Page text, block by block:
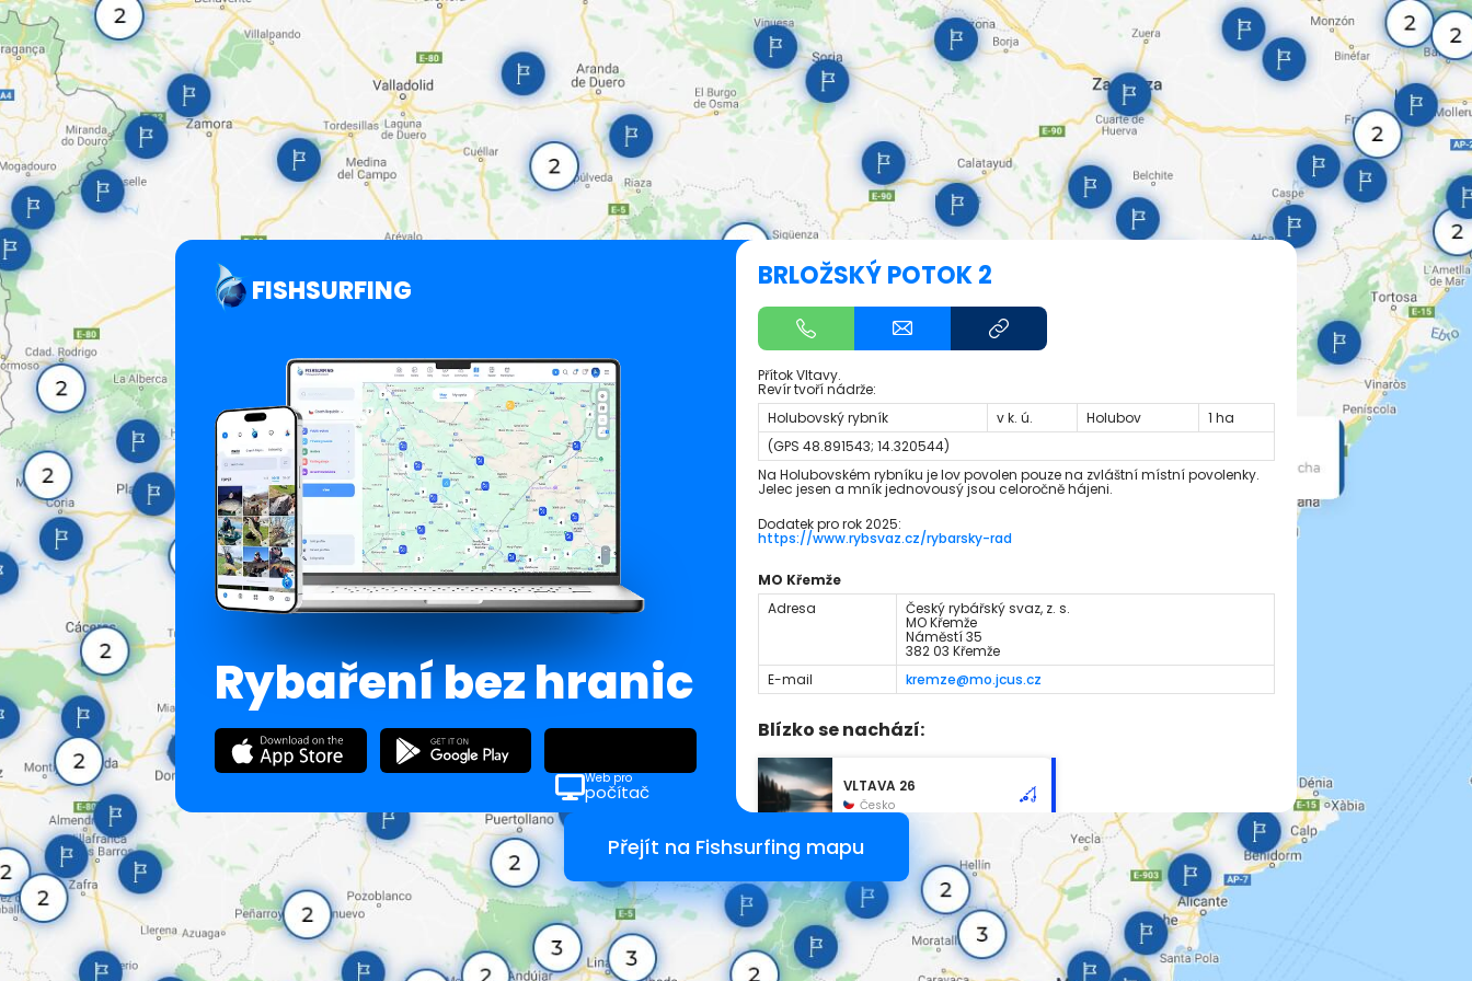
FISHSURFING
Rybaření bez hranic
Web pro
počítač
BRLOŽSKÝ POTOK 2
Přítok Vltavy.
Revír tvoří nádrže:
Holubovský rybník
v k. ú. Holubov
1 ha
(GPS 48.891543; 14.320544)
Na Holubovském rybníku je lov povolen pouze na zvláštní místní povolenky.
Jelec jesen a mník jednovousý jsou celoročně hájeni.
Dodatek pro rok 2025:
https://www.rybsvaz.cz/rybarsky-rad
MO Křemže
Adresa
Český rybářský svaz, z. s.
MO Křemže
Náměstí 35
382 03 Křemže
E-mail
kremze@mo.jcus.cz
Blízko se nachází:
VLTAVA 26
Česko
BRLOŽSKÝ POTOK 1
Česko
JÍLECKÝ POTOK 1
Česko
Přejít na Fishsurfing mapu